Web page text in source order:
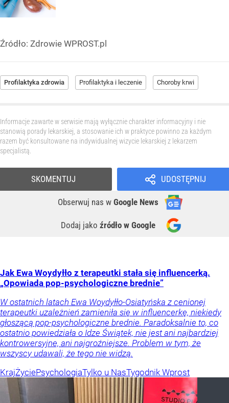
Źródło: Zdrowie WPROST.pl
Profilaktyka zdrowia Profilaktyka i leczenie Choroby krwi
Informacje zawarte w serwisie mają wyłącznie charakter informacyjny i nie
stanowią porady lekarskiej, a stosowanie ich w praktyce powinno za każdym
razem być konsultowane na indywidualnej wizycie lekarskiej z lekarzem
specjalistą.
UDOSTĘPNIJ
Obserwuj nas w Google News
Dodaj jako źródło w Google
SKOMENTUJ
Jak Ewa Woydyłło z terapeutki stała się influencerką.
„Opowiada pop-psychologiczne brednie”
W ostatnich latach Ewa Woydyłło-Osiatyńska z cenionej
terapeutki uzależnień zamieniła się w influencerkę, niekiedy
głoszącą pop-psychologiczne brednie. Paradoksalnie to, co
ostatnio powiedziała o Idze Świątek, nie jest ani najbardziej
kontrowersyjne, ani najgroźniejsze. Problem w tym, że
wszyscy udawali, że tego nie widzą.
KrajŻyciePsychologiaTylko u NasTygodnik Wprost